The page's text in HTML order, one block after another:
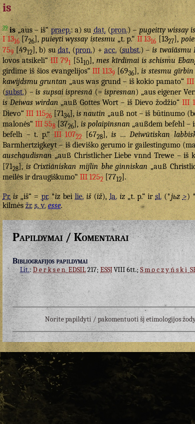
is
39 is„aus – iš“praep.: a) sudat.(pron.) –pugeitty wissay
I 1316[726],puieyti wyssay istesmu„t. p.“II 1316[1327],
759[4912], b) sudat.(pron.) +acc.(subst.) –is twaiāsmu
lovos atsikeli“III 791 [5110],mes kīrdimai is schismu
girdime iš šios evangelijos“III 1139[6936],is stesmu gīrbin
kawijdsmu gruntan„aus was grund – iš kokio pamato“III
(subst.) –is supsai ispresnā(=ispresnan) „aus eigener
is Deiwas wirdan„auß Gottes Wort – iš Dievo žodžio“III
Dievo“III 11526[7134],is nautin „auß not – iš būtinumo
malonės“III 558[3726],is polaipīnsnan „außdem befehl –
befelh – t. p.“III 10722[6728],is…Deiwūtiskan
Barmhertzigkeyt – iš dieviško gerumo ir gailestingumo
auschaudisnan„auß Christlicher Liebe vnnd Trewe – iš
[7128],is Crixtiāniskan mijlin bhe ginniskan„auß
meilės ir draugiškumo“III 1252[7712].
Pr. is„iš“ =pr.*izbeilie. iš(iž),la. iz„t. p.“ irsl.(*jьz >) *
kilmėsžr. s. v. esse.
Papildymai / Komentarai
Bibliografijos papildymai
Lit.:DerksenEDSIL217; ESSJVIII 6tt.;Smoczyński
Norite papildyti / pakomentuoti šį etimologijos